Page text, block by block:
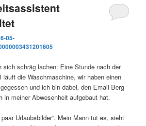
05-
sich schräg lachen: Eine Stunde nach der
läuft die Waschmaschine, wir haben einen
und ich bin dabei, den Email-Berg
in meiner Abwesenheit aufgebaut hat.
Urlaubsbilder“. Mein Mann tut es, sieht